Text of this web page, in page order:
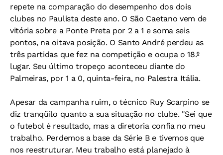
repete na comparação do desempenho dos dois
clubes no Paulista deste ano. O São Caetano vem de
vitória sobre a Ponte Preta por 2 a 1 e soma seis
pontos, na oitava posição. O Santo André perdeu as
três partidas que fez na competição e ocupa o 18.º
lugar. Seu último tropeço aconteceu diante do
Palmeiras, por 1 a 0, quinta-feira, no Palestra Itália.
Apesar da campanha ruim, o técnico Ruy Scarpino se
diz tranqüilo quanto a sua situação no clube. "Sei que
o futebol é resultado, mas a diretoria confia no meu
trabalho. Perdemos a base da Série B e tivemos que
nos reestruturar. Meu trabalho está planejado à